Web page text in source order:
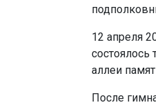
12 апреля
аллеи
После